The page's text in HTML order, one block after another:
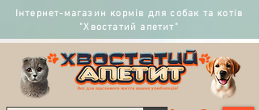
Інтернет-магазин кормів для собак та котів
"Хвостатий апетит"